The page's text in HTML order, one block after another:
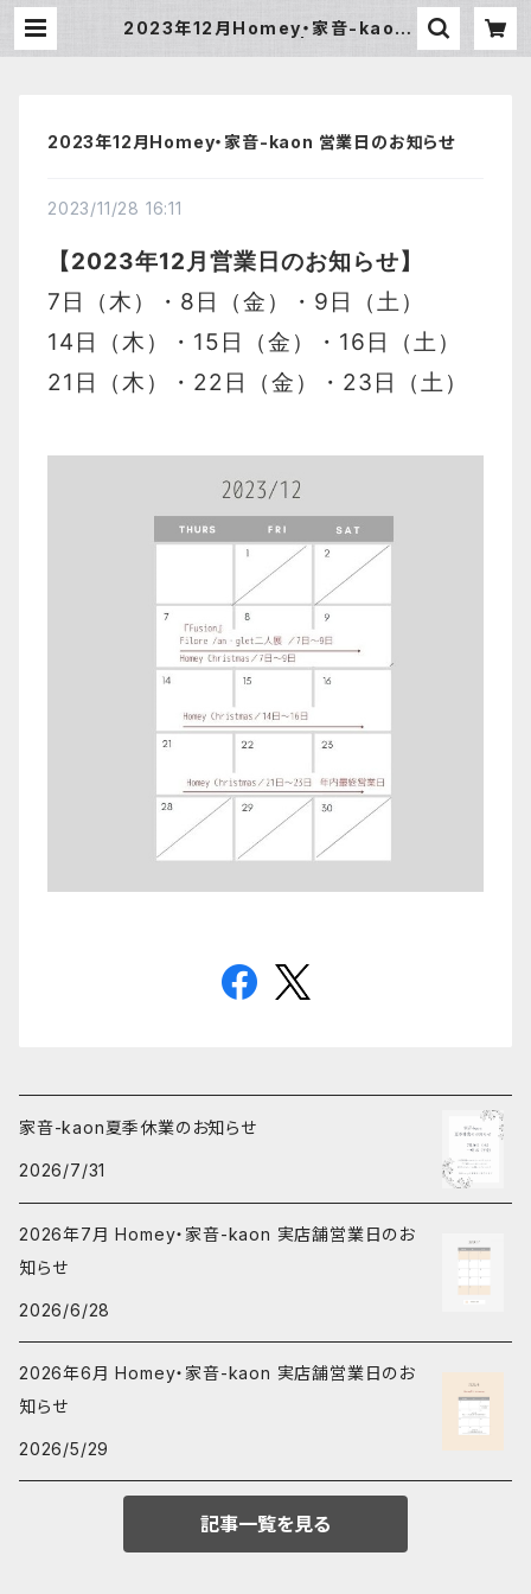
2023年12月Homey・家音-kaon
2023年12月Homey・家音-kaon 営業日のお知らせ
2023/11/28 16:11
【2023年12月営業日のお知らせ】
7日（木）・8日（金）・9日（土）
14日（木）・15日（金）・16日（土）
21日（木）・22日（金）・23日（土）
家音-kaon夏季休業のお知らせ
2026/7/31
2026年7月 Homey・家音-kaon 実店舗営業日のお
知らせ
2026/6/28
2026年6月 Homey・家音-kaon 実店舗営業日のお
知らせ
2026/5/29
記事一覧を見る